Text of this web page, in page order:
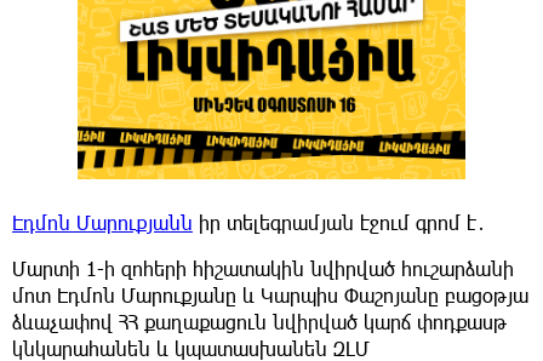
Էդմոն Մարուքյանն իր տելեգրամյան էջում գրոմ է․
Մարտի 1-ի զոհերի հիշատակին նվիրված հուշարձանի
մոտ Էդմոն Մարուքյանը և Կարպիս Փաշոյանը բացօթյա
ձևաչափով ՀՀ քաղաքացուն նվիրված կարճ փոդքասթ
կնկարահանեն և կպատասխանեն ԶԼՄ